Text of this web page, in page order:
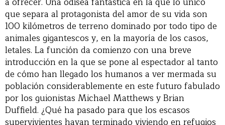
que separa al protagonista del amor de su vida son
100 kilómetros de terreno dominado por todo tipo de
animales gigantescos y, en la mayoría de los casos,
letales. La función da comienzo con una breve
introducción en la que se pone al espectador al tanto
de cómo han llegado los humanos a ver mermada su
población considerablemente en este futuro fabulado
por los guionistas Michael Matthews y Brian
Duffield. ¿Qué ha pasado para que los escasos